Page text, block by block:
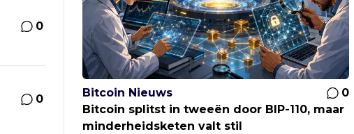
0
0 Bitcoin Nieuws
0
Bitcoin splitst in tweeën door BIP-110, maar
minderheidsketen valt stil